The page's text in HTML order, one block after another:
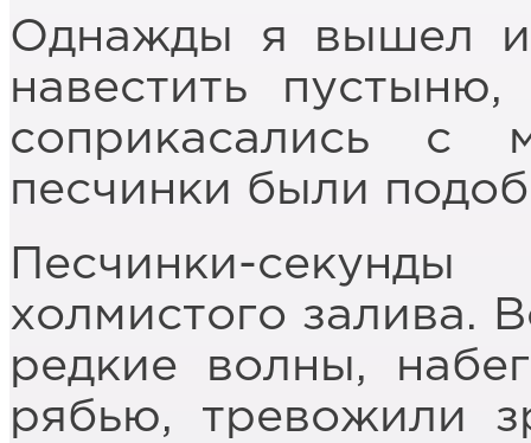
Однажды я вышел
навестить
соприкасались с
песчинки были
Песчинки-
холмистого залива.
редкие волны,
рябью, тревожили